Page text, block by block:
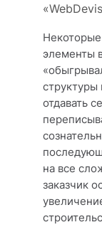
элементы
отдавать
на все
заказчик
Мы